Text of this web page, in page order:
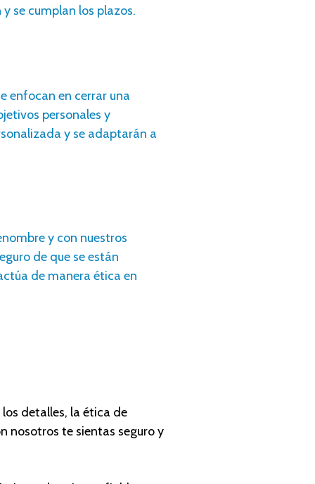
se cumplan los plazos.
enfocan en cerrar una
personales y
y se adaptarán a
y con nuestros
de que se están
de manera ética en
detalles, la ética de
nosotros te sientas seguro y